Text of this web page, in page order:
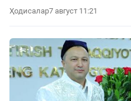
Ҳодисалар7 август 11:21